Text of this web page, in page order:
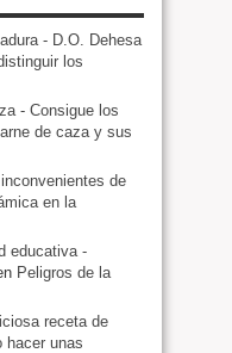
- D.O. Dehesa
los
- Consigue los
de caza y sus
de
en la
educativa -
Peligros de la
receta de
hacer unas